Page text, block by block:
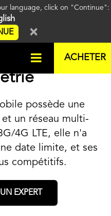
language, click on "Continue":
×
ACHETER
SIM pour
possède une
un réseau multi-
4G LTE, elle n'a
date limite, et ses
compétitifs.
EXPERT